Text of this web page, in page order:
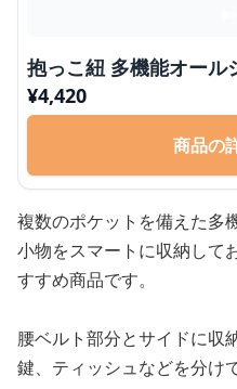
抱っこ紐 多機能オール
¥4,420
商品の
複数のポケットを備えた多
小物をスマートに収納して
すすめ商品です。
腰ベルト部分とサイドに収
鍵、ティッシュなどを分け